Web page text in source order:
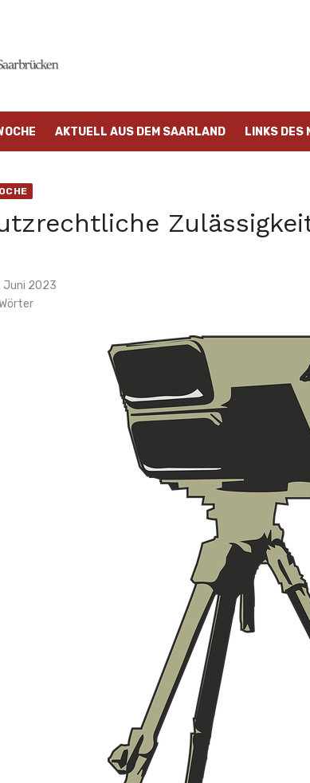
AKTUELL AUS DEM SAARLAND LINKS DES
Juni 2023